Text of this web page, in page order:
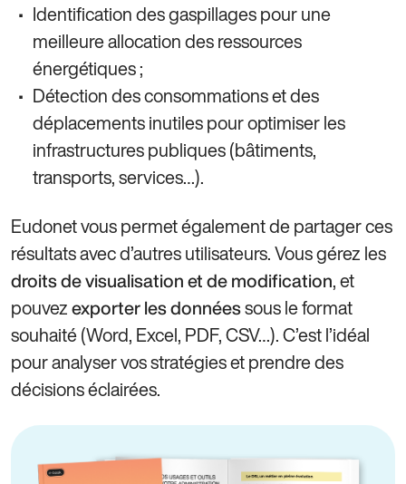
Identification des gaspillages pour une
meilleure allocation des ressources
énergétiques ;
Détection des consommations et des
déplacements inutiles pour optimiser les
infrastructures publiques (bâtiments,
transports, services…).
Eudonet vous permet également de partager ces
résultats avec d’autres utilisateurs. Vous gérez les
droits de visualisation et de modification, et
pouvez exporter les donnéessous le format
souhaité (Word, Excel, PDF, CSV…). C’est l’idéal
pour analyser vos stratégies et prendre des
décisions éclairées.